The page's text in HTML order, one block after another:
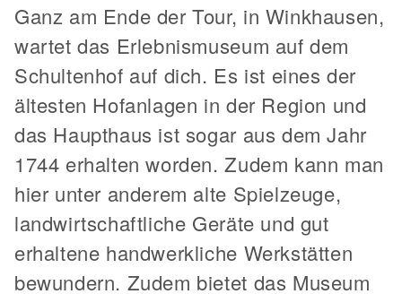
Ganz am Ende der Tour, in Winkhausen,
wartet das Erlebnismuseum auf dem
Schultenhof auf dich. Es ist eines der
ältesten Hofanlagen in der Region und
das Haupthaus ist sogar aus dem Jahr
1744 erhalten worden. Zudem kann man
hier unter anderem alte Spielzeuge,
landwirtschaftliche Geräte und gut
erhaltene handwerkliche Werkstätten
bewundern. Zudem bietet das Museum